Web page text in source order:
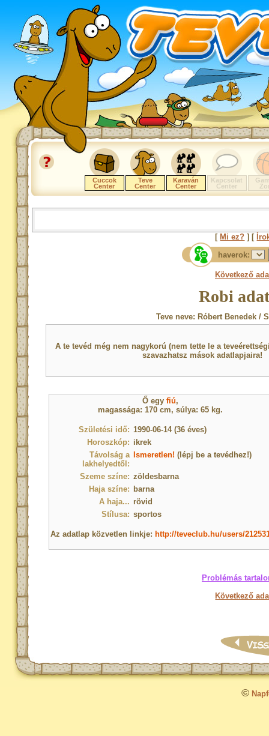
Cuccok
Center
Teve
Center
Karaván
Center
Kapcsolat
Center
[ Mi ez? ] [
haverok:
Következő
Robi
Teve neve: Róbert Benedek /
A te tevéd még nem nagykorú (nem tette le a
szavazhatsz mások adatlapjaira!
Ő egyfiú,
magassága: 170 cm, súlya: 65 kg.
Születési idő: 1990-06-14 (36 éves)
Horoszkóp: ikrek
Távolság a
lakhelyedtől:
Ismeretlen! (lépj be a tevédhez!)
Szeme színe: zöldesbarna
Haja színe: barna
A haja... rövid
Stílusa: sportos
Az adatlap közvetlen linkje: http://teveclub.hu/users/
Problémás
Következő
©